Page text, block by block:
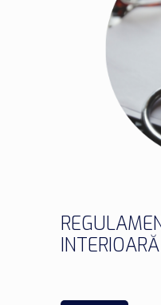
INTERIOARĂ